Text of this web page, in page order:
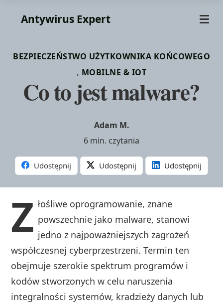
Antywirus Expert
BEZPIECZEŃSTWO UŻYTKOWNIKA KOŃCOWEGO
, MOBILNE & IOT
Co to jest malware?
Adam M.
6 min. czytania
Udostępnij Udostępnij Udostępnij
Z łośliwe oprogramowanie, znane
powszechnie jako malware, stanowi
jedno z najpoważniejszych zagrożeń
współczesnej cyberprzestrzeni. Termin ten
obejmuje szerokie spektrum programów i
kodów stworzonych w celu naruszenia
integralności systemów, kradzieży danych lub